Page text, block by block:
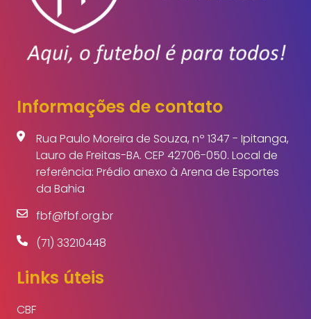
Informações de contato
Rua Paulo Moreira de Souza, nº 1347 - Ipitanga,
Lauro de Freitas-BA. CEP 42706-050. Local de
referência: Prédio anexo à Arena de Esportes
da Bahia
fbf@fbf.org.br
(71) 33210448
Links úteis
CBF